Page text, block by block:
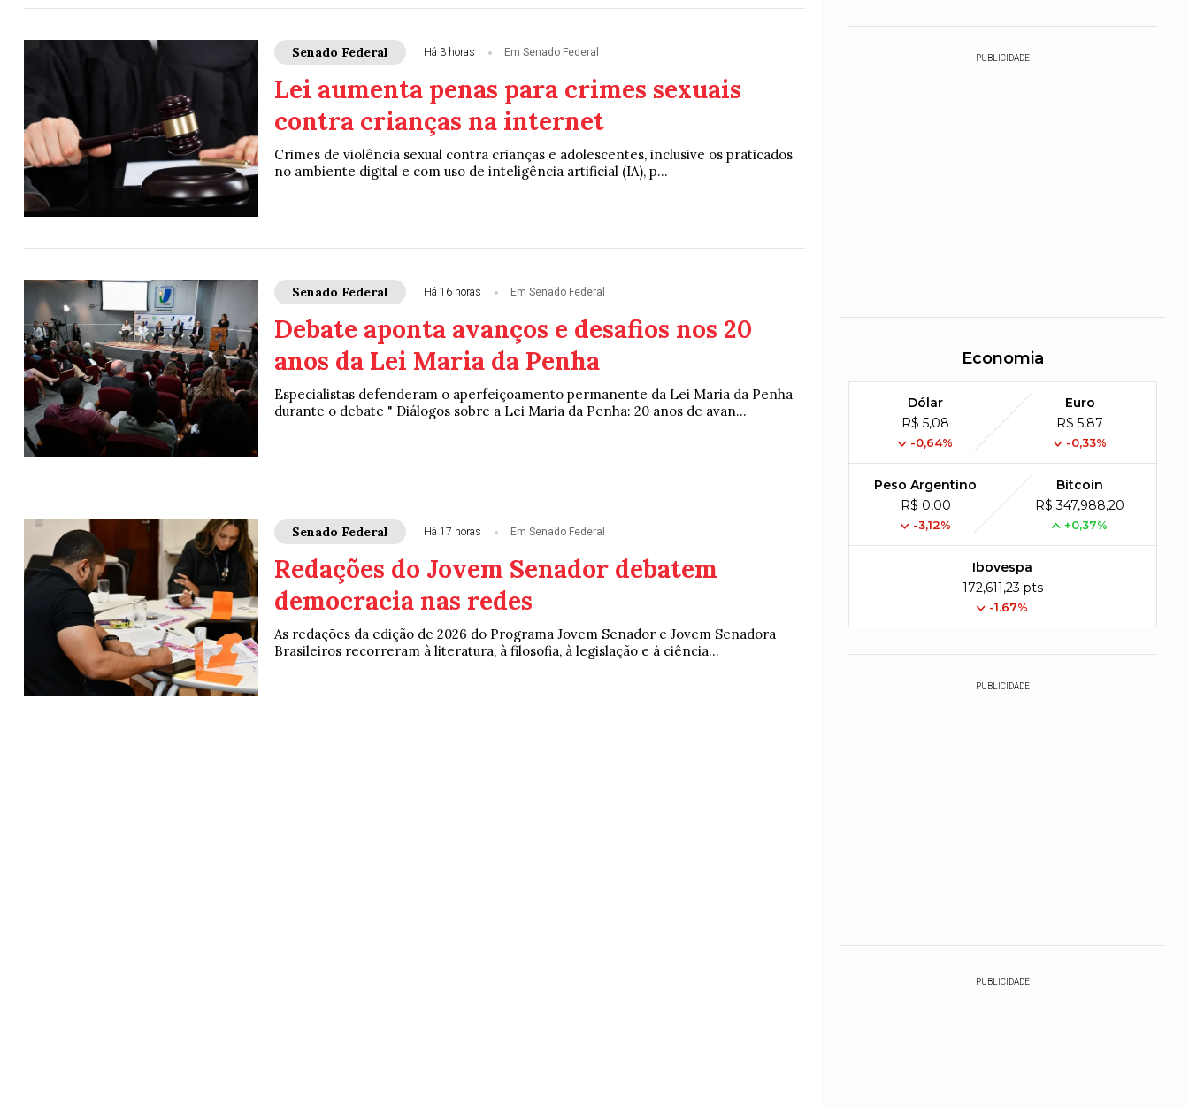
Senado Federal Há 3 horas Em Senado Federal
Lei aumenta penas para crimes sexuais
contra crianças na internet
Crimes de violência sexual contra crianças e adolescentes, inclusive os praticados
no ambiente digital e com uso de inteligência artificial (IA), p...
Senado Federal Há 16 horas Em Senado Federal
Debate aponta avanços e desafios nos 20
anos da Lei Maria da Penha
Especialistas defenderam o aperfeiçoamento permanente da Lei Maria da Penha
durante o debate " Diálogos sobre a Lei Maria da Penha: 20 anos de avan...
Senado Federal Há 17 horas Em Senado Federal
Redações do Jovem Senador debatem
democracia nas redes
As redações da edição de 2026 do Programa Jovem Senador e Jovem Senadora
Brasileiros recorreram à literatura, à filosofia, à legislação e à ciência...
PUBLICIDADE
Economia
Dólar
R$ 5,08
-0,64%
Euro
R$ 5,87
-0,33%
Peso Argentino
R$ 0,00
-3,12%
Bitcoin
R$ 347,988,20
+0,37%
Ibovespa
172,611,23 pts
-1.67%
PUBLICIDADE
PUBLICIDADE